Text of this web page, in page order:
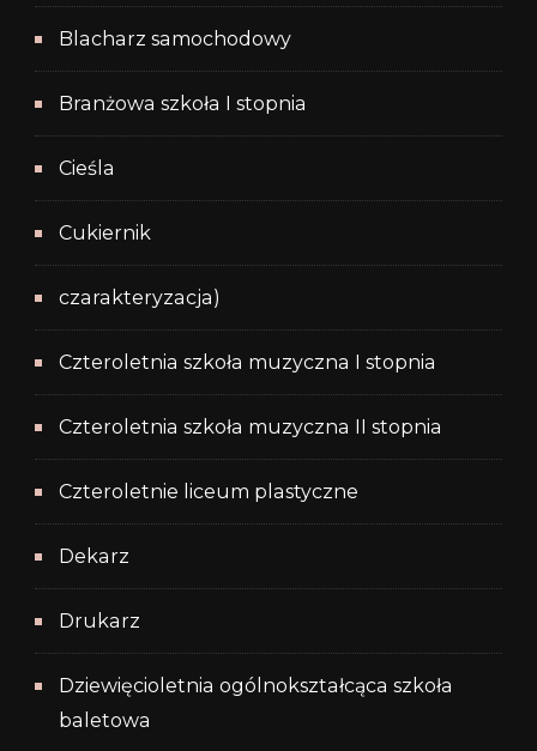
Blacharz samochodowy
Branżowa szkoła I stopnia
Cieśla
Cukiernik
czarakteryzacja)
Czteroletnia szkoła muzyczna I stopnia
Czteroletnia szkoła muzyczna II stopnia
Czteroletnie liceum plastyczne
Dekarz
Drukarz
Dziewięcioletnia ogólnokształcąca szkoła
baletowa